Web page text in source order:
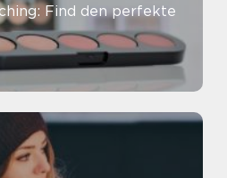
Find den perfekte